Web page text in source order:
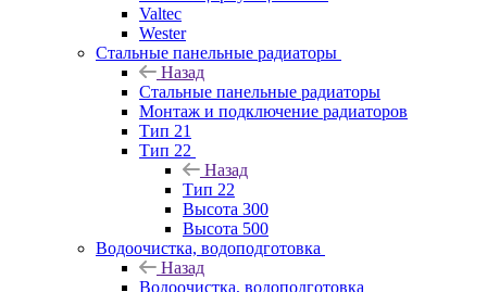
Valtec
Wester
Стальные панельные радиаторы
Назад
Стальные панельные радиаторы
Монтаж и подключение радиаторов
Тип 21
Тип 22
Назад
Тип 22
Высота 300
Высота 500
Водоочистка, водоподготовка
Назад
Водоочистка, водоподготовка